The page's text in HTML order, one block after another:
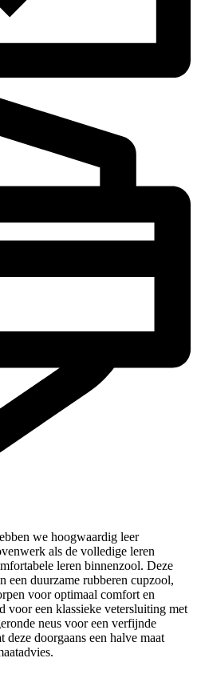
we hoogwaardig leer
als de volledige leren
leren binnenzool. Deze
een duurzame rubberen cupzool,
voor optimaal comfort en
voor een klassieke vetersluiting met
neus voor een verfijnde
doorgaans een halve maat